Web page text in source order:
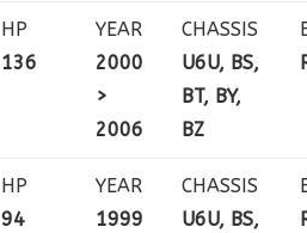
HP
136
YEAR
2000
>
2006
CHASSIS
U6U, BS,
BT, BY,
BZ
HP
94
YEAR
1999
CHASSIS
U6U, BS,